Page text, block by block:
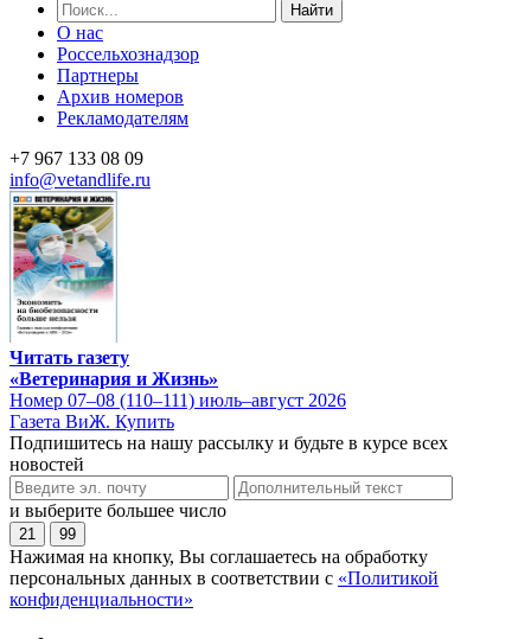
Найти
О нас
Россельхознадзор
Партнеры
Архив номеров
Рекламодателям
+7 967 133 08 09
info@vetandlife.ru
Читать газету
«Ветеринария и Жизнь»
Номер 07–08 (110–111) июль–август 2026
Газета ВиЖ. Купить
Подпишитесь на нашу рассылку и будьте в курсе всех
новостей
и выберите большее число
21 99
Нажимая на кнопку, Вы соглашаетесь на обработку
персональных данных в соответствии с «Политикой
конфиденциальности»